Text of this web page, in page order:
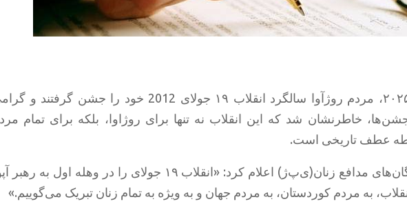
خود را جشن گرفتند و
خاطرنشان شد که این انقلاب نه تنها برای روژاوا، بلکه برای تمام
عطف تاریخی است.
مدافع زنان‌(ی‌پ‌ژ ) اعلام کرد: «
انقلاب ۱۹ جولای را در وهله اول به رهبر
به مردم کوردستان، به مردم جهان و به ویژه به تمام زنان تبریک می‌گوییم.»